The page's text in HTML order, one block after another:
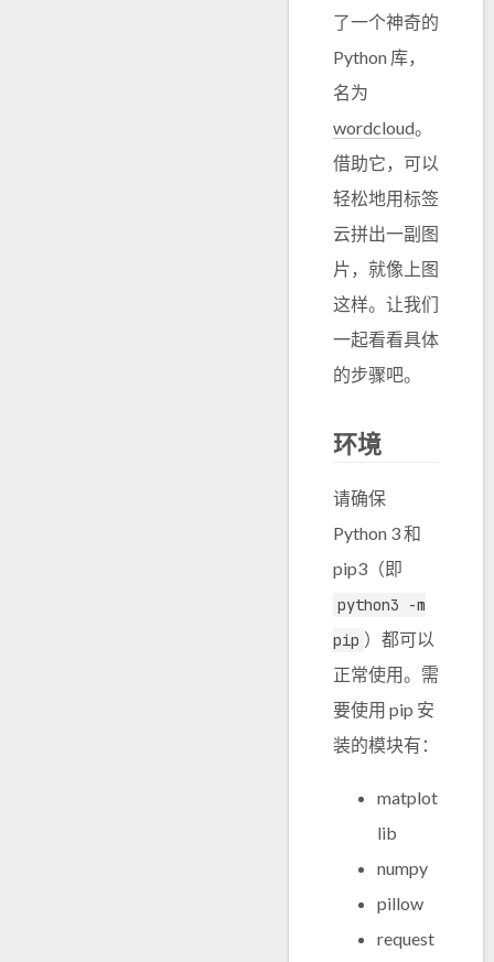
了一个神奇的
Python 库，
名为
wordcloud。
借助它，可以
轻松地用标签
云拼出一副图
片，就像上图
这样。让我们
一起看看具体
的步骤吧。
环境
请确保
Python 3 和
pip3（即
python3 -m
pip ）都可以
正常使用。需
要使用 pip 安
装的模块有：
matplot
lib
numpy
pillow
request